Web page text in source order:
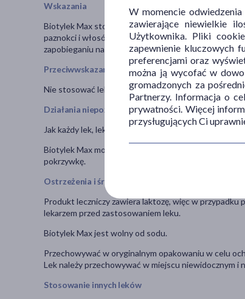
Wskazania
Biotylek Max stosuje się w leczeniu niedoborów
paznokci i włosów oraz ich nadmierna łamliwość,
zapobieganiu następstwom niedoborów, po
Przeciwwskazania
Nie stosować leku w przypadku pacjentów z
Działania niepożądane
Jak każdy lek, lek ten może powodować działania
Biotylek Max może powodować z częstością
pokrzywkę.
Ostrzeżenia i środki ostrożności
Produkt leczniczy zawiera laktozę, więc w
lekarzem przed zastosowaniem leku.
Biotylek Max jest wolny od sodu.
Przechowywać w oryginalnym opakowaniu w celu
Lek należy przechowywać w miejscu niewidocznym i
Stosowanie innych leków
W momencie
zawierające niewielkie
Użytkownika. Pliki
zapewnienie kluczowych
preferencjami oraz
można ją wycofać w
gromadzonych za
Partnerzy. Informacja o
prywatności. Więcej
przysługujących Ci